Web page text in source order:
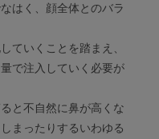
はく、顔全体とのバラ
ていくことを踏まえ、
で注入していく必要が
と不自然に鼻が高くな
まったりするいわゆる